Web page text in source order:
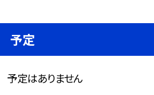
予定
予定はありません